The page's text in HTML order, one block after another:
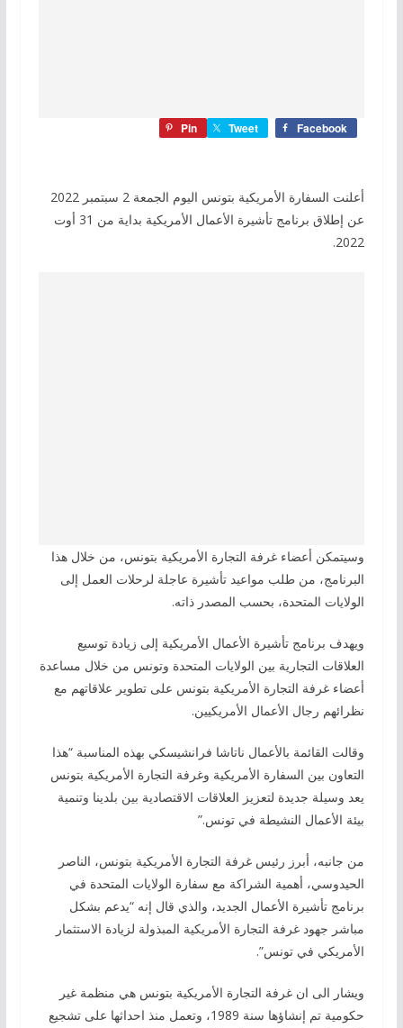
Facebook
Tweet
Pin
أعلنت السفارة الأمريكية بتونس اليوم الجمعة 2 سبتمبر 2022
عن إطلاق برنامج تأشيرة الأعمال الأمريكية بداية من 31 أوت
2022.
وسيتمكن أعضاء غرفة التجارة الأمريكية بتونس، من خلال هذا
البرنامج، من طلب مواعيد تأشيرة عاجلة لرحلات العمل إلى
الولايات المتحدة، بحسب المصدر ذاته.
ويهدف برنامج تأشيرة الأعمال الأمريكية إلى زيادة توسيع
العلاقات التجارية بين الولايات المتحدة وتونس من خلال مساعدة
أعضاء غرفة التجارة الأمريكية بتونس على تطوير علاقاتهم مع
نظرائهم رجال الأعمال الأمريكيين.
وقالت القائمة بالأعمال ناتاشا فرانشيسكي بهذه المناسبة “هذا
التعاون بين السفارة الأمريكية وغرفة التجارة الأمريكية بتونس
يعد وسيلة جديدة لتعزيز العلاقات الاقتصادية بين بلدينا وتنمية
بيئة الأعمال النشيطة في تونس.”
من جانبه، أبرز رئيس غرفة التجارة الأمريكية بتونس، الناصر
الحيدوسي، أهمية الشراكة مع سفارة الولايات المتحدة في
برنامج تأشيرة الأعمال الجديد، والذي قال إنه “يدعم بشكل
مباشر جهود غرفة التجارة الأمريكية المبذولة لزيادة الاستثمار
الأمريكي في تونس”.
ويشار الى ان غرفة التجارة الأمريكية بتونس هي منظمة غير
حكومية تم إنشاؤها سنة 1989، وتعمل منذ احداثها على تشجيع